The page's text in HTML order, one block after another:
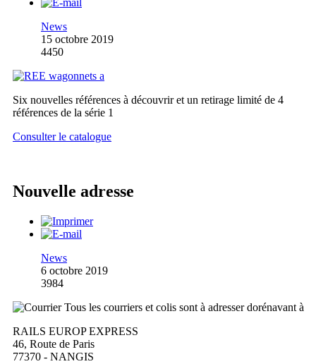
News
15 octobre 2019
4450
Six nouvelles références à découvrir et un retirage limité de 4
références de la série 1
Consulter le catalogue
Nouvelle adresse
News
6 octobre 2019
3984
Tous les courriers et colis sont à adresser dorénavant à
RAILS EUROP EXPRESS
46, Route de Paris
77370 - NANGIS